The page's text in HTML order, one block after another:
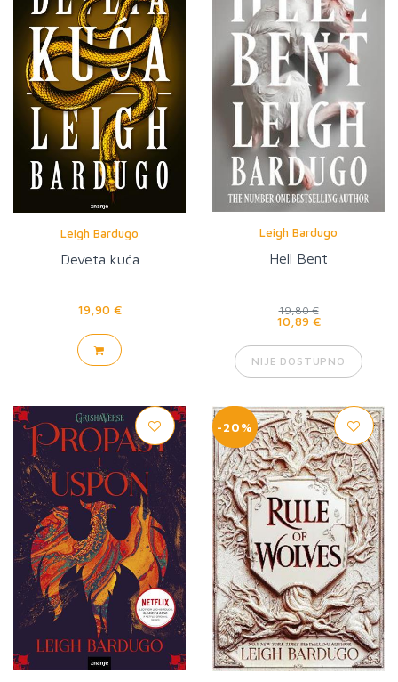
Leigh Bardugo
Deveta kuća
19,90 €
Leigh Bardugo
Hell Bent
19,80 €
10,89 €
NIJE DOSTUPNO
-20%